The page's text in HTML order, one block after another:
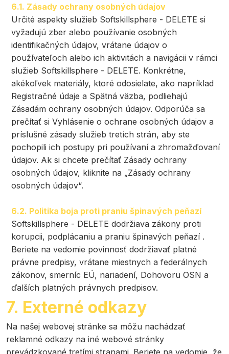
6.1. Zásady ochrany osobných údajov
Určité aspekty služieb Softskillsphere - DELETE si
vyžadujú zber alebo používanie osobných
identifikačných údajov, vrátane údajov o
používateľoch alebo ich aktivitách a navigácii v rámci
služieb Softskillsphere - DELETE. Konkrétne,
akékoľvek materiály, ktoré odosielate, ako napríklad
Registračné údaje a Spätná väzba, podliehajú
Zásadám ochrany osobných údajov. Odporúča sa
prečítať si Vyhlásenie o ochrane osobných údajov a
príslušné zásady služieb tretích strán, aby ste
pochopili ich postupy pri používaní a zhromažďovaní
údajov. Ak si chcete prečítať Zásady ochrany
osobných údajov, kliknite na „Zásady ochrany
osobných údajov“.
6.2. Politika boja proti praniu špinavých peňazí
Softskillsphere - DELETE dodržiava zákony proti
korupcii, podplácaniu a praniu špinavých peňazí .
Beriete na vedomie povinnosť dodržiavať platné
právne predpisy, vrátane miestnych a federálnych
zákonov, smerníc EÚ, nariadení, Dohovoru OSN a
ďalších platných právnych predpisov.
7. Externé odkazy
Na našej webovej stránke sa môžu nachádzať
reklamné odkazy na iné webové stránky
prevádzkované tretími stranami. Beriete na vedomie, že